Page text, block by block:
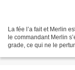
La fée l’a fait et Merlin
le commandant Merlin
grade, ce qui ne le